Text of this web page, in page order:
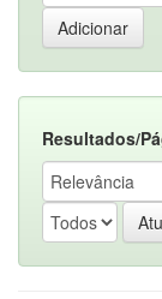
Resultados/